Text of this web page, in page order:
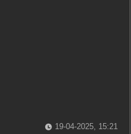
19-04-2025, 15:21